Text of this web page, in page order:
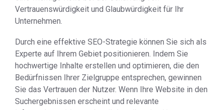
Vertrauenswürdigkeit und Glaubwürdigkeit für Ihr
Unternehmen.
Durch eine effektive SEO-Strategie können Sie sich als
Experte auf Ihrem Gebiet positionieren. Indem Sie
hochwertige Inhalte erstellen und optimieren, die den
Bedürfnissen Ihrer Zielgruppe entsprechen, gewinnen
Sie das Vertrauen der Nutzer. Wenn Ihre Website in den
Suchergebnissen erscheint und relevante